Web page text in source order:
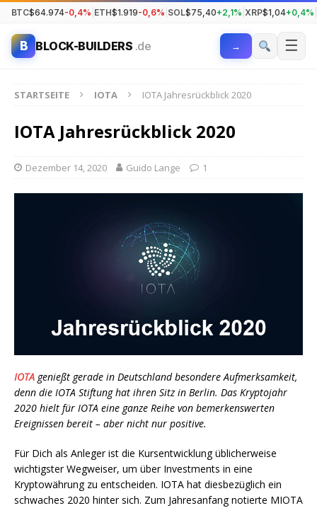
BTC$64.974-0,4% ETH$1.919-0,6% SOL$75,40+2,1% XRP$1,04+0,4%
B BLOCK-BUILDERS .de → ☰
STARTSEITE IOTA IOTA Jahresrückblick 2020
IOTA Jahresrückblick 2020
Dezember 14, 2020 Guido Lange 1
IOTA genießt gerade in Deutschland besondere Aufmerksamkeit,
denn die IOTA Stiftung hat ihren Sitz in Berlin. Das Kryptojahr
2020 hielt für IOTA eine ganze Reihe von bemerkenswerten
Ereignissen bereit – aber nicht nur positive.
Für Dich als Anleger ist die Kursentwicklung üblicherweise
wichtigster Wegweiser, um über Investments in eine
Kryptowährung zu entscheiden. IOTA hat diesbezüglich ein
schwaches 2020 hinter sich. Zum Jahresanfang notierte MIOTA